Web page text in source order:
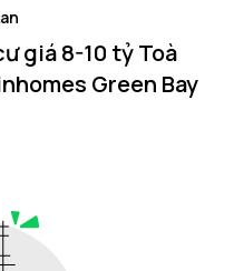
giá 8-10 tỷ Toà
Green Bay